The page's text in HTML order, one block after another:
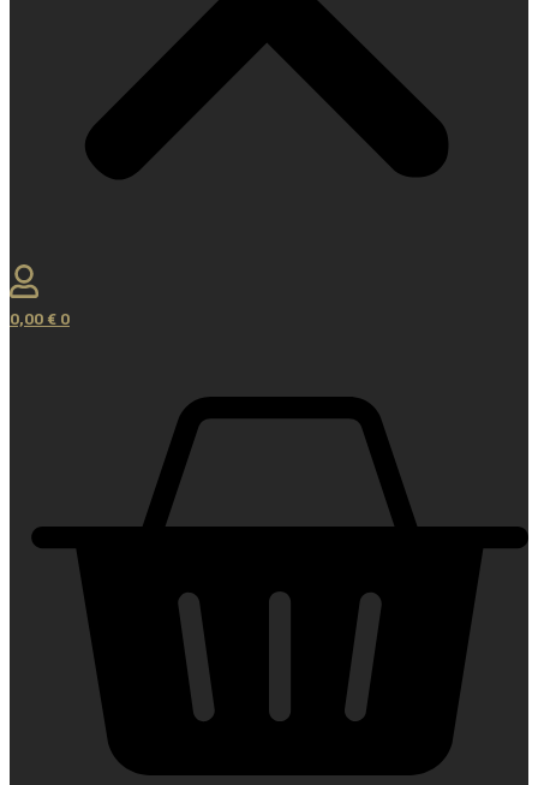
0,00 € 0